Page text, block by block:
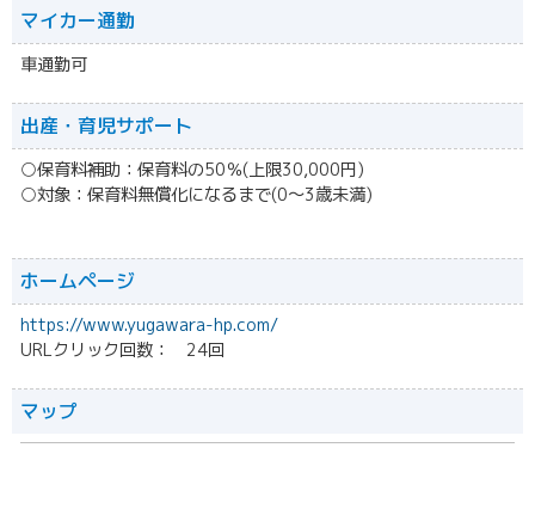
マイカー通勤
車通勤可
出産・育児サポート
○保育料補助：保育料の50％(上限30,000円)
○対象：保育料無償化になるまで(0～3歳未満)
ホームページ
https://www.yugawara-hp.com/
URLクリック回数： 24回
マップ